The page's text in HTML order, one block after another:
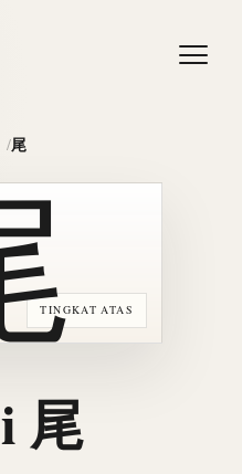
尾
TINGKAT ATAS
尾